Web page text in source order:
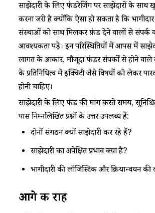
साझेदारी के लिए फंडरेजिंग पर साझेदारों के साथ
करना जरूरी है क्योंकि ऐसा हो सकता है कि
संस्थाओं को साथ मिलकर फ़ंड देने वालों से संपर्क
आवश्यकता पड़े। इन परिस्थितियों में आपस में
लागत के आकार, मौजूदा फंडर संपर्कों से होने
के प्रतिनिधित्व में इक्विटी जैसे विषयों को लेकर
होनी चाहिए।
साझेदारी के लिए फंड की मांग करते समय,
पास निम्नलिखित प्रश्नों के उत्तर उपलब्ध हैं:
दोनों संगठन क्यों साझेदारी कर रहे हैं?
साझेदारी का अपेक्षित प्रभाव क्या है?
भागीदारी की लॉजिस्टिक और क्रियान्वयन
आगेकीराह